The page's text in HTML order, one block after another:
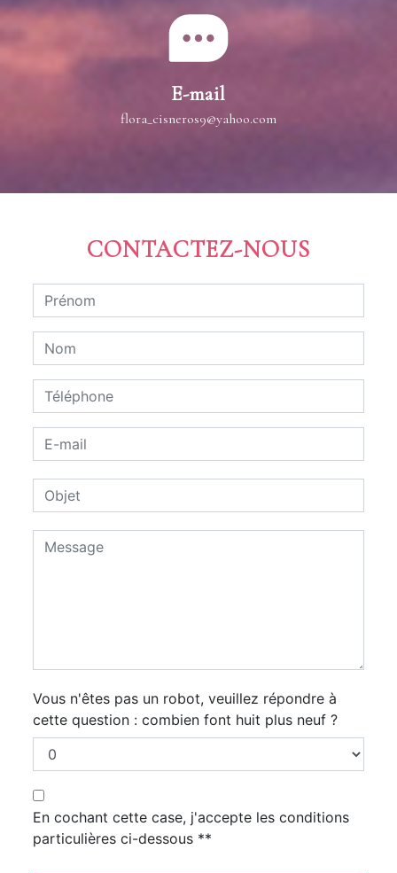
E-mail
flora_cisneros9@yahoo.com
CONTACTEZ-NOUS
Vous n'êtes pas un robot, veuillez répondre à
cette question : combien font huit plus neuf ?
En cochant cette case, j'accepte les conditions
particulières ci-dessous **